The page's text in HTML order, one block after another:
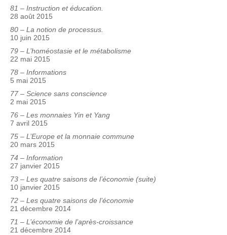
81 – Instruction et éducation.
28 août 2015
80 – La notion de processus.
10 juin 2015
79 – L’homéostasie et le métabolisme
22 mai 2015
78 – Informations
5 mai 2015
77 – Science sans conscience
2 mai 2015
76 – Les monnaies Yin et Yang
7 avril 2015
75 – L’Europe et la monnaie commune
20 mars 2015
74 – Information
27 janvier 2015
73 – Les quatre saisons de l’économie (suite)
10 janvier 2015
72 – Les quatre saisons de l’économie
21 décembre 2014
71 – L’économie de l’après-croissance
21 décembre 2014